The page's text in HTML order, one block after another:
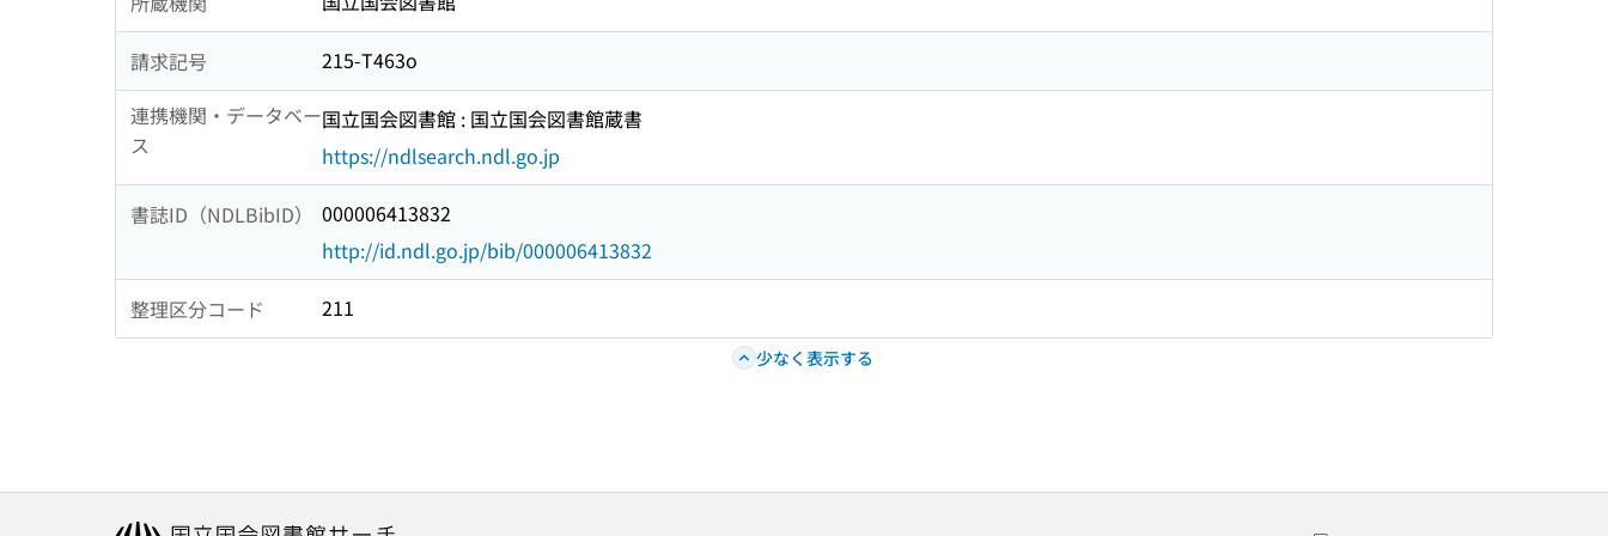
請求記号
215-T463o
連携機関・データベー
ス
国立国会図書館 : 国立国会図書館蔵書
https://ndlsearch.ndl.go.jp
書誌ID（NDLBibID）
000006413832
http://id.ndl.go.jp/bib/000006413832
整理区分コード 211
少なく表示する